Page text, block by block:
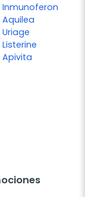
Inmunoferon
Aquilea
Uriage
Listerine
Apivita